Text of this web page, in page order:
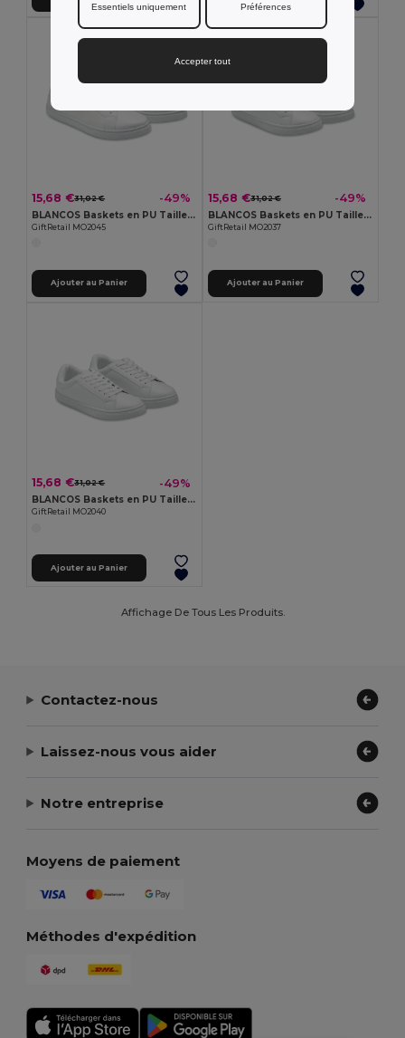
15,68 €31,02 € -49%
BLANCOS Baskets en PU Taille 45
GiftRetail MO2045
Ajouter au Panier
15,68 €31,02 € -49%
BLANCOS Baskets en PU Taille 37
GiftRetail MO2037
Ajouter au Panier
15,68 €31,02 € -49%
BLANCOS Baskets en PU Taille 40
GiftRetail MO2040
Ajouter au Panier
Affichage De Tous Les Produits.
Contactez-nous
Laissez-nous vous aider
Notre entreprise
Moyens de paiement
Méthodes d'expédition
Essentiels uniquement Préférences
Accepter tout